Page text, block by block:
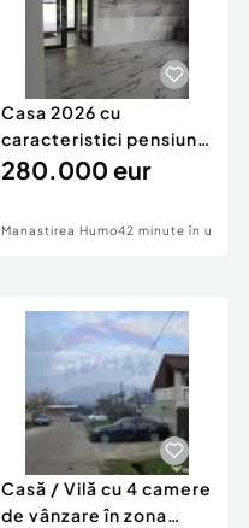
Casa 2026 cu
caracteristici pensiune
280k
280.000 eur
Manastirea Humorului42 minute în urmă
Casă / Vilă cu 4 camere
de vânzare în zona